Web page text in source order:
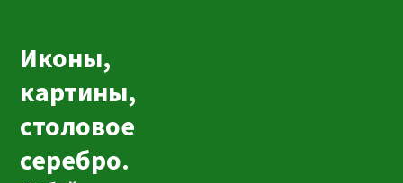
Иконы,
картины,
столовое
серебро.